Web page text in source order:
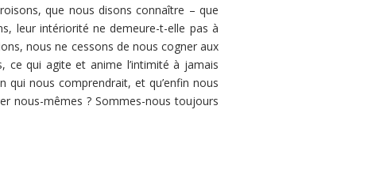
que nous disons connaître – que
leur intériorité ne demeure-t-elle pas à
nous ne cessons de nous cogner aux
ce qui agite et anime l’intimité à jamais
qui nous comprendrait, et qu’enfin nous
nous-mêmes ? Sommes-nous toujours